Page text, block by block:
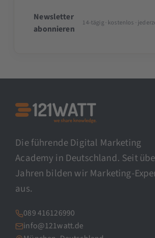
Newsletter
abonnieren
14-tägig · kostenlos ·
Die führende Digital Marketing
Academy in Deutschland. Seit
Jahren bilden wir Marketing-
aus.
089 416126990
info@121watt.de